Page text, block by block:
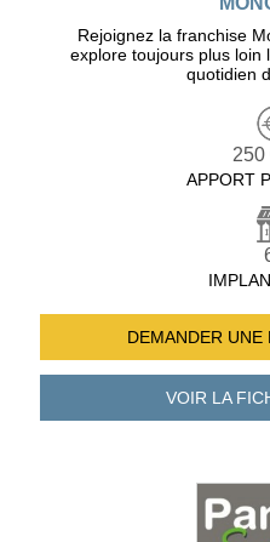
Rejoignez la franchise
explore toujours plus loin
quotidien
250
APPORT
DEMANDER UNE
VOIR LA